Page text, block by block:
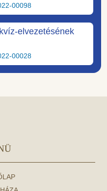
00098
elvezetésének
00028